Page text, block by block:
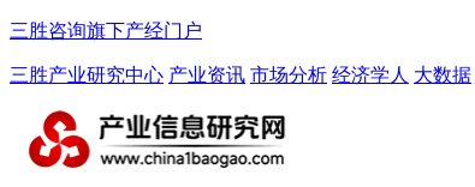
三胜咨询旗下产经门户
三胜产业研究中心 产业资讯 市场分析 经济学人 大数据